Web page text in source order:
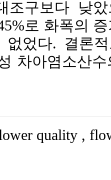
조구보다 낮
로 화폭의
었다. 결론적
차아염소산
quality ,